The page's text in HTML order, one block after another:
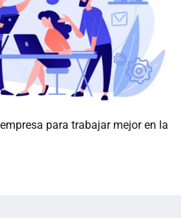
para trabajar mejor en la